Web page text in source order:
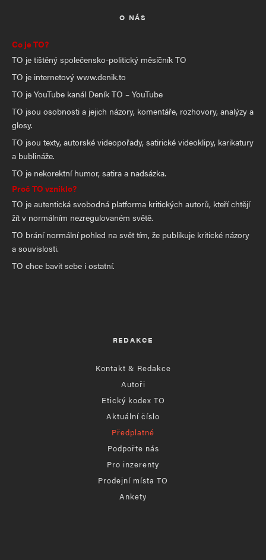
O NÁS
Co je TO?
TO je tištěný společensko-politický měsíčník TO
TO je internetový www.denik.to
TO je YouTube kanál Deník TO – YouTube
TO jsou osobnosti a jejich názory, komentáře, rozhovory, analýzy a
glosy.
TO jsou texty, autorské videopořady, satirické videoklipy, karikatury
a bublináže.
TO je nekorektní humor, satira a nadsázka.
Proč TO vzniklo?
TO je autentická svobodná platforma kritických autorů, kteří chtějí
žít v normálním nezregulovaném světě.
TO brání normální pohled na svět tím, že publikuje kritické názory
a souvislosti.
TO chce bavit sebe i ostatní.
REDAKCE
Kontakt & Redakce
Autoři
Etický kodex TO
Aktuální číslo
Předplatné
Podpořte nás
Pro inzerenty
Prodejní místa TO
Ankety